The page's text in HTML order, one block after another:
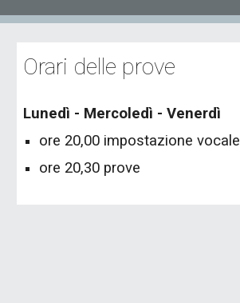
Orari delle prove
Lunedì - Mercoledì - Venerdì
ore 20,00 impostazione vocale
ore 20,30 prove